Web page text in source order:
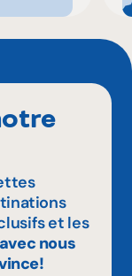
et les
nous